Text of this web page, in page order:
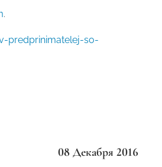
.
predprinimatelej-so-
08 Декабря 2016